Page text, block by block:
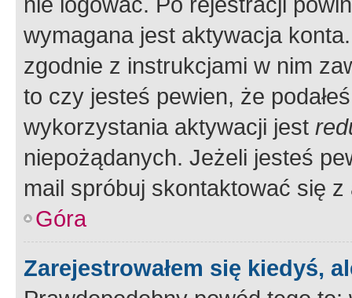
wymagana jest aktywacja
zgodnie z instrukcjami w nim
to czy jesteś pewien, że
wykorzystania aktywacji jest
niepożądanych. Jeżeli jesteś
mail spróbuj skontaktować się
Góra
Zarejestrowałem się kiedyś,